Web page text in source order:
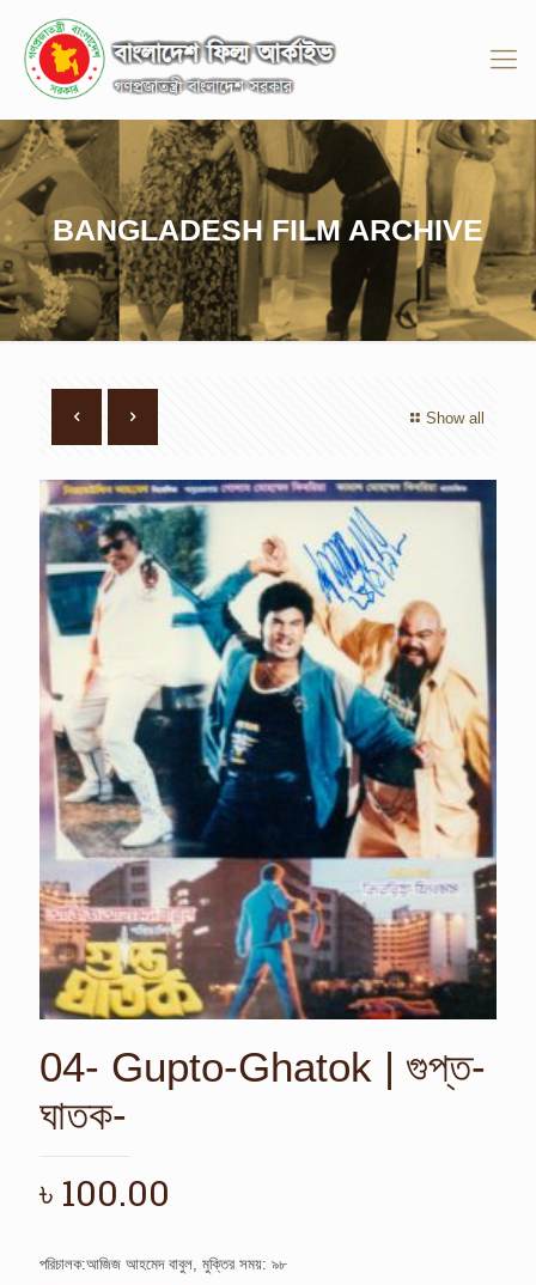
BANGLADESH FILM ARCHIVE
Show all
04- Gupto-Ghatok | গুপ্ত-
ঘাতক-
৳ 100.00
পরিচালক:আজিজ আহমেদ বাবুল, মুক্তির সময়: ৯৮